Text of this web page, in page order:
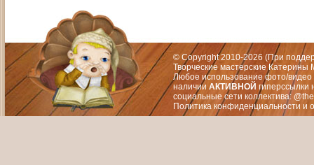
© Copyright 2010-2026 (При
Творческие мастерские
Любое использование фото/видео
наличии АКТИВНОЙ гиперссылки
социальные сети коллектива:
Политика конфиденциальности и